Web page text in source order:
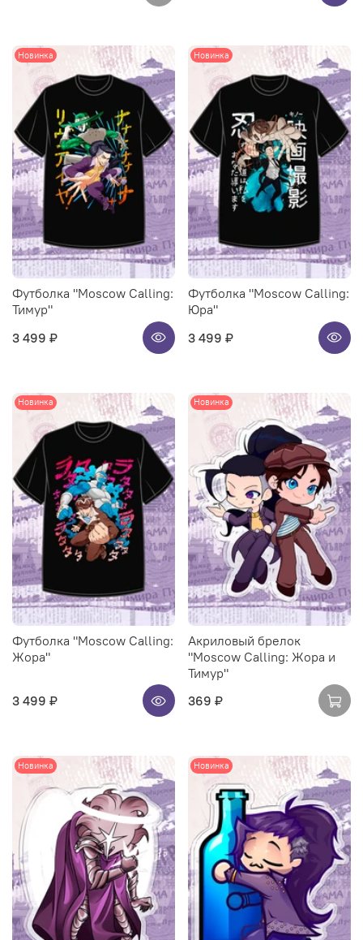
Новинка
Футболка "Moscow Calling:
Тимур"
3 499 ₽
Новинка
Футболка "Moscow Calling:
Юра"
3 499 ₽
Новинка
Футболка "Moscow Calling:
Жора"
3 499 ₽
Новинка
Акриловый брелок
"Moscow Calling: Жора и
Тимур"
369 ₽
Новинка Новинка